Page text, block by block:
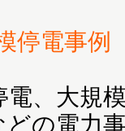
停電事
、大規
どの電力